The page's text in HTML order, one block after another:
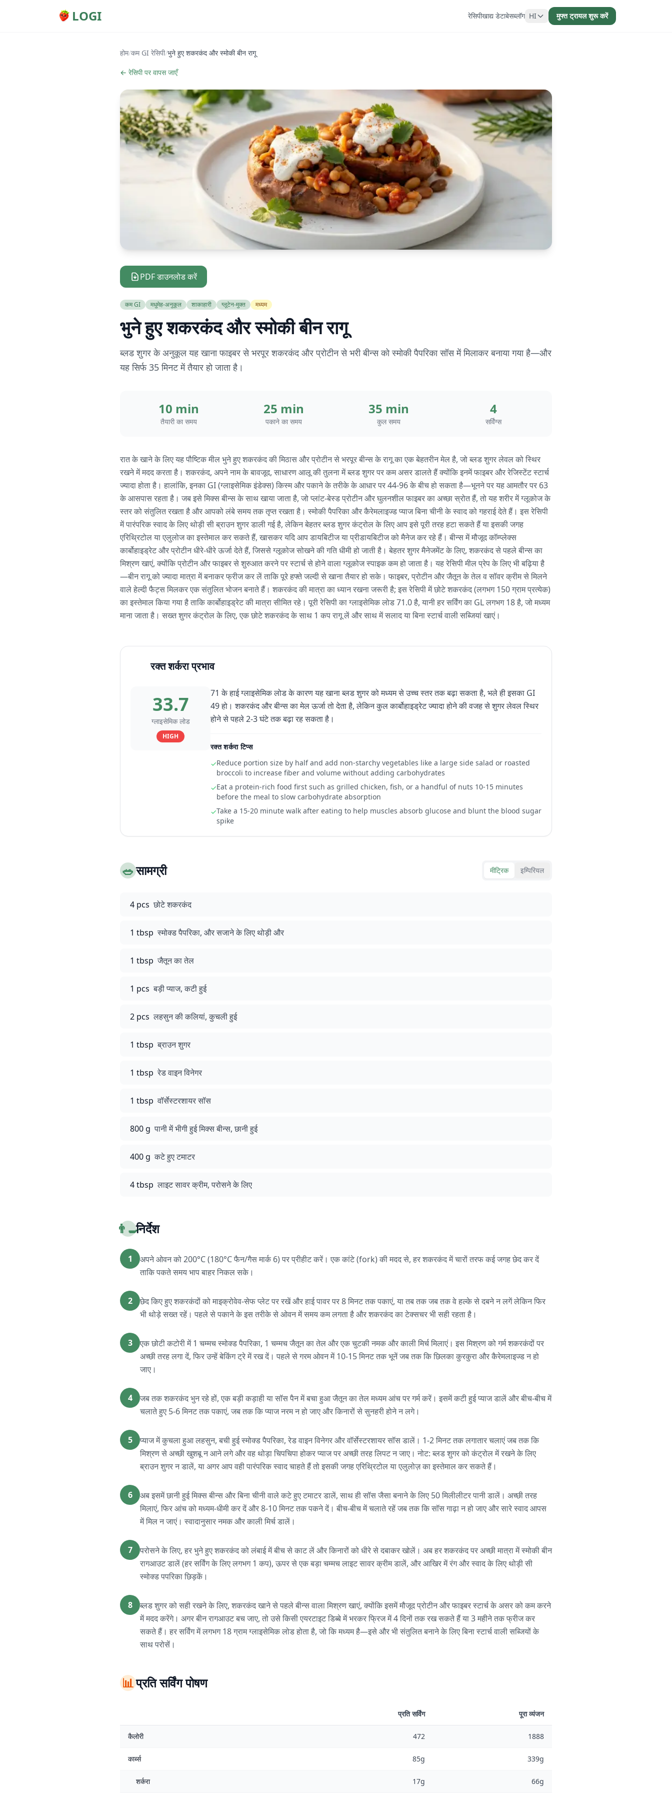
LOGI रेसिपीखाद्य डेटाबेसब्लॉग HI मुफ्त ट्रायल शुरू करें
होम/कम GI रेसिपी/भुने हुए शकरकंद और स्मोकी बीन रागू
← रेसिपी पर वापस जाएँ
PDF डाउनलोड करें
कम GI मधुमेह-अनुकूल शाकाहारी ग्लूटेन-मुक्त मध्यम
भुने हुए शकरकंद और स्मोकी बीन रागू
ब्लड शुगर के अनुकूल यह खाना फाइबर से भरपूर शकरकंद और प्रोटीन से भरी बीन्स को स्मोकी पैपरिका सॉस में मिलाकर बनाया गया है—और
यह सिर्फ 35 मिनट में तैयार हो जाता है।
10 min
तैयारी का समय
25 min
पकाने का समय
35 min
कुल समय
4
सर्विंग्स
रात के खाने के लिए यह पौष्टिक मील भुने हुए शकरकंद की मिठास और प्रोटीन से भरपूर बीन्स के रागू का एक बेहतरीन मेल है, जो ब्लड शुगर लेवल को स्थिर
रखने में मदद करता है। शकरकंद, अपने नाम के बावजूद, साधारण आलू की तुलना में ब्लड शुगर पर कम असर डालते हैं क्योंकि इनमें फाइबर और रेजिस्टेंट स्टार्च
ज्यादा होता है। हालांकि, इनका GI (ग्लाइसेमिक इंडेक्स) किस्म और पकाने के तरीके के आधार पर 44-96 के बीच हो सकता है—भूनने पर यह आमतौर पर 63
के आसपास रहता है। जब इसे मिक्स बीन्स के साथ खाया जाता है, जो प्लांट-बेस्ड प्रोटीन और घुलनशील फाइबर का अच्छा स्रोत हैं, तो यह शरीर में ग्लूकोज के
स्तर को संतुलित रखता है और आपको लंबे समय तक तृप्त रखता है। स्मोकी पैपरिका और कैरेमलाइज्ड प्याज बिना चीनी के स्वाद को गहराई देते हैं। इस रेसिपी
में पारंपरिक स्वाद के लिए थोड़ी सी ब्राउन शुगर डाली गई है, लेकिन बेहतर ब्लड शुगर कंट्रोल के लिए आप इसे पूरी तरह हटा सकते हैं या इसकी जगह
एरिथ्रिटोल या एलुलोज का इस्तेमाल कर सकते हैं, खासकर यदि आप डायबिटीज या प्रीडायबिटीज को मैनेज कर रहे हैं। बीन्स में मौजूद कॉम्प्लेक्स
कार्बोहाइड्रेट और प्रोटीन धीरे-धीरे ऊर्जा देते हैं, जिससे ग्लूकोज सोखने की गति धीमी हो जाती है। बेहतर शुगर मैनेजमेंट के लिए, शकरकंद से पहले बीन्स का
मिश्रण खाएं, क्योंकि प्रोटीन और फाइबर से शुरुआत करने पर स्टार्च से होने वाला ग्लूकोज स्पाइक कम हो जाता है। यह रेसिपी मील प्रेप के लिए भी बढ़िया है
—बीन रागू को ज्यादा मात्रा में बनाकर फ्रीज कर लें ताकि पूरे हफ्ते जल्दी से खाना तैयार हो सके। फाइबर, प्रोटीन और जैतून के तेल व सॉवर क्रीम से मिलने
वाले हेल्दी फैट्स मिलकर एक संतुलित भोजन बनाते हैं। शकरकंद की मात्रा का ध्यान रखना जरूरी है; इस रेसिपी में छोटे शकरकंद (लगभग 150 ग्राम प्रत्येक)
का इस्तेमाल किया गया है ताकि कार्बोहाइड्रेट की मात्रा सीमित रहे। पूरी रेसिपी का ग्लाइसेमिक लोड 71.0 है, यानी हर सर्विंग का GL लगभग 18 है, जो मध्यम
माना जाता है। सख्त शुगर कंट्रोल के लिए, एक छोटे शकरकंद के साथ 1 कप रागू लें और साथ में सलाद या बिना स्टार्च वाली सब्जियां खाएं।
रक्त शर्करा प्रभाव
33.7
ग्लाइसेमिक लोड
HIGH
71 के हाई ग्लाइसेमिक लोड के कारण यह खाना ब्लड शुगर को मध्यम से उच्च स्तर तक बढ़ा सकता है, भले ही इसका GI
49 हो। शकरकंद और बीन्स का मेल ऊर्जा तो देता है, लेकिन कुल कार्बोहाइड्रेट ज्यादा होने की वजह से शुगर लेवल स्थिर
होने से पहले 2-3 घंटे तक बढ़ा रह सकता है।
रक्त शर्करा टिप्स
✓Reduce portion size by half and add non-starchy vegetables like a large side salad or roasted
broccoli to increase fiber and volume without adding carbohydrates
✓Eat a protein-rich food first such as grilled chicken, fish, or a handful of nuts 10-15 minutes
before the meal to slow carbohydrate absorption
✓Take a 15-20 minute walk after eating to help muscles absorb glucose and blunt the blood sugar
spike
🥗सामग्री मीट्रिक इम्पिरियल
4 pcs छोटे शकरकंद
1 tbsp स्मोक्ड पैपरिका, और सजाने के लिए थोड़ी और
1 tbsp जैतून का तेल
1 pcs बड़ी प्याज, कटी हुई
2 pcs लहसुन की कलियां, कुचली हुई
1 tbsp ब्राउन शुगर
1 tbsp रेड वाइन विनेगर
1 tbsp वॉर्सेस्टरशायर सॉस
800 g पानी में भीगी हुई मिक्स बीन्स, छानी हुई
400 g कटे हुए टमाटर
4 tbsp लाइट सावर क्रीम, परोसने के लिए
👨‍🍳निर्देश
1
अपने ओवन को 200°C (180°C फैन/गैस मार्क 6) पर प्रीहीट करें। एक कांटे (fork) की मदद से, हर शकरकंद में चारों तरफ कई जगह छेद कर दें
ताकि पकते समय भाप बाहर निकल सके।
2
छेद किए हुए शकरकंदों को माइक्रोवेव-सेफ प्लेट पर रखें और हाई पावर पर 8 मिनट तक पकाएं, या तब तक जब तक वे हल्के से दबने न लगें लेकिन फिर
भी थोड़े सख्त रहें। पहले से पकाने के इस तरीके से ओवन में समय कम लगता है और शकरकंद का टेक्सचर भी सही रहता है।
3
एक छोटी कटोरी में 1 चम्मच स्मोक्ड पैपरिका, 1 चम्मच जैतून का तेल और एक चुटकी नमक और काली मिर्च मिलाएं। इस मिश्रण को गर्म शकरकंदों पर
अच्छी तरह लगा दें, फिर उन्हें बेकिंग ट्रे में रख दें। पहले से गरम ओवन में 10-15 मिनट तक भूनें जब तक कि छिलका कुरकुरा और कैरेमलाइज्ड न हो
जाए।
4
जब तक शकरकंद भुन रहे हों, एक बड़ी कड़ाही या सॉस पैन में बचा हुआ जैतून का तेल मध्यम आंच पर गर्म करें। इसमें कटी हुई प्याज डालें और बीच-बीच में
चलाते हुए 5-6 मिनट तक पकाएं, जब तक कि प्याज नरम न हो जाए और किनारों से सुनहरी होने न लगे।
5
प्याज में कुचला हुआ लहसुन, बची हुई स्मोक्ड पैपरिका, रेड वाइन विनेगर और वॉर्सेस्टरशायर सॉस डालें। 1-2 मिनट तक लगातार चलाएं जब तक कि
मिश्रण से अच्छी खुशबू न आने लगे और वह थोड़ा चिपचिपा होकर प्याज पर अच्छी तरह लिपट न जाए। नोट: ब्लड शुगर को कंट्रोल में रखने के लिए
ब्राउन शुगर न डालें, या अगर आप वही पारंपरिक स्वाद चाहते हैं तो इसकी जगह एरिथ्रिटोल या एलुलोज़ का इस्तेमाल कर सकते हैं।
6
अब इसमें छानी हुई मिक्स बीन्स और बिना चीनी वाले कटे हुए टमाटर डालें, साथ ही सॉस जैसा बनाने के लिए 50 मिलीलीटर पानी डालें। अच्छी तरह
मिलाएं, फिर आंच को मध्यम-धीमी कर दें और 8-10 मिनट तक पकने दें। बीच-बीच में चलाते रहें जब तक कि सॉस गाढ़ा न हो जाए और सारे स्वाद आपस
में मिल न जाएं। स्वादानुसार नमक और काली मिर्च डालें।
7
परोसने के लिए, हर भुने हुए शकरकंद को लंबाई में बीच से काट लें और किनारों को धीरे से दबाकर खोलें। अब हर शकरकंद पर अच्छी मात्रा में स्मोकी बीन
रागआउट डालें (हर सर्विंग के लिए लगभग 1 कप), ऊपर से एक बड़ा चम्मच लाइट सावर क्रीम डालें, और आखिर में रंग और स्वाद के लिए थोड़ी सी
स्मोक्ड पपरिका छिड़कें।
8
ब्लड शुगर को सही रखने के लिए, शकरकंद खाने से पहले बीन्स वाला मिश्रण खाएं, क्योंकि इसमें मौजूद प्रोटीन और फाइबर स्टार्च के असर को कम करने
में मदद करेंगे। अगर बीन रागआउट बच जाए, तो उसे किसी एयरटाइट डिब्बे में भरकर फ्रिज में 4 दिनों तक रख सकते हैं या 3 महीने तक फ्रीज कर
सकते हैं। हर सर्विंग में लगभग 18 ग्राम ग्लाइसेमिक लोड होता है, जो कि मध्यम है—इसे और भी संतुलित बनाने के लिए बिना स्टार्च वाली सब्जियों के
साथ परोसें।
📊प्रति सर्विंग पोषण
प्रति सर्विंग पूरा व्यंजन
कैलोरी 472 1888
कार्ब्स 85g 339g
शर्करा 17g 66g